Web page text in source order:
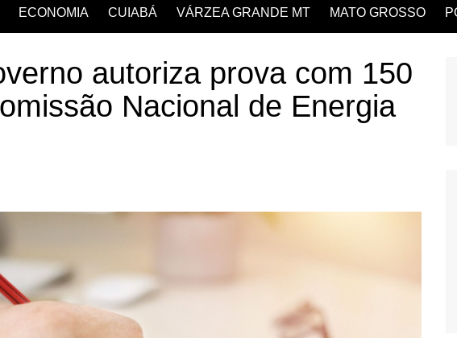
ECONOMIA CUIABÁ VÁRZEA GRANDE MT MATO GROSSO
autoriza prova com 150
Nacional de Energia